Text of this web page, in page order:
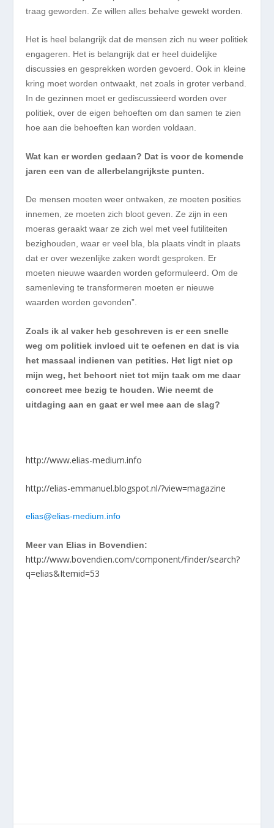
traag geworden. Ze willen alles behalve gewekt worden.
Het is heel belangrijk dat de mensen zich nu weer politiek
engageren. Het is belangrijk dat er heel duidelijke
discussies en gesprekken worden gevoerd. Ook in kleine
kring moet worden ontwaakt, net zoals in groter verband.
In de gezinnen moet er gediscussieerd worden over
politiek, over de eigen behoeften om dan samen te zien
hoe aan die behoeften kan worden voldaan.
Wat kan er worden gedaan? Dat is voor de komende
jaren een van de allerbelangrijkste punten.
De mensen moeten weer ontwaken, ze moeten posities
innemen, ze moeten zich bloot geven. Ze zijn in een
moeras geraakt waar ze zich wel met veel futiliteiten
bezighouden, waar er veel bla, bla plaats vindt in plaats
dat er over wezenlijke zaken wordt gesproken. Er
moeten nieuwe waardenwordengeformuleerd. Om de
samenleving te transformeren moeten er nieuwe
waarden worden gevonden”.
Zoals ik al vaker heb geschreven is er een snelle
weg om politiek invloed uit te oefenen en dat is via
het massaal indienen van petities. Het ligt niet op
mijn weg, het behoort niet tot mijn taak om me daar
concreet mee bezig te houden. Wie neemt de
uitdaging aan en gaat er wel mee aan de slag?
http://www.elias-medium.info
http://elias-emmanuel.blogspot.nl/?view=magazine
elias@elias-medium.info
Meer van Elias in Bovendien:
http://www.bovendien.com/component/finder/search?
q=elias&Itemid=53